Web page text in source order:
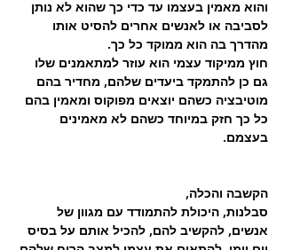
והוא מאמין בעצמו עד כדי כך שהוא לא נותן
לסביבה או לאנשים אחרים להסיט אותו
מהדרך בה הוא ממוקד כל כך.
חוץ ממיקוד עצמי הוא עוזר למתאמנים שלו
גם כן להתמקד ביעדים שלהם, מחדיר בהם
מוטיבציה כשהם יוצאים מפוקוס ומאמין בהם
כל כך חזק במיוחד כשהם לא מאמינים
בעצמם.
הקשבה והכלה,
סבלנות, היכולת להתמודד עם מגוון של
אנשים, להקשיב להם, להכיל אותם על בסיס